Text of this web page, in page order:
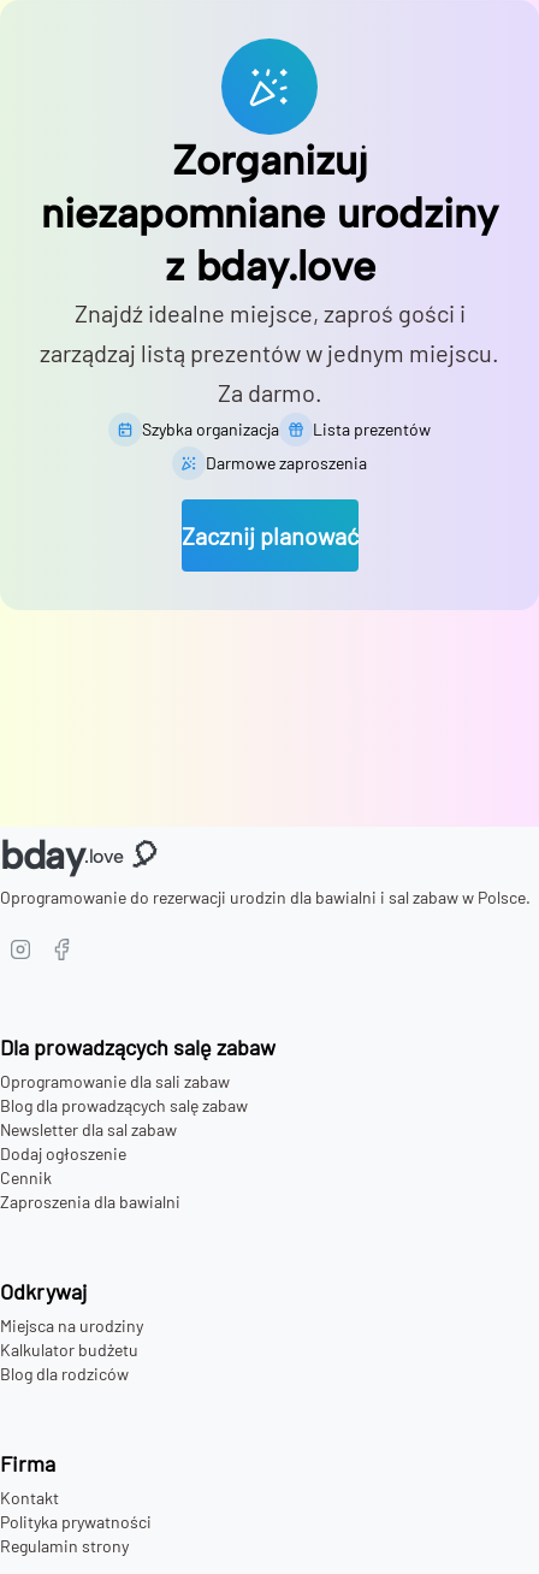
Zorganizuj
niezapomniane urodziny
z bday.love
Znajdź idealne miejsce, zaproś gości i
zarządzaj listą prezentów w jednym miejscu.
Za darmo.
Szybka organizacja
Lista prezentów
Darmowe zaproszenia
Zacznij planować
bday.love 🎈
Oprogramowanie do rezerwacji urodzin dla bawialni i sal zabaw w Polsce.
Dla prowadzących salę zabaw
Oprogramowanie dla sali zabaw
Blog dla prowadzących salę zabaw
Newsletter dla sal zabaw
Dodaj ogłoszenie
Cennik
Zaproszenia dla bawialni
Odkrywaj
Miejsca na urodziny
Kalkulator budżetu
Blog dla rodziców
Firma
Kontakt
Polityka prywatności
Regulamin strony